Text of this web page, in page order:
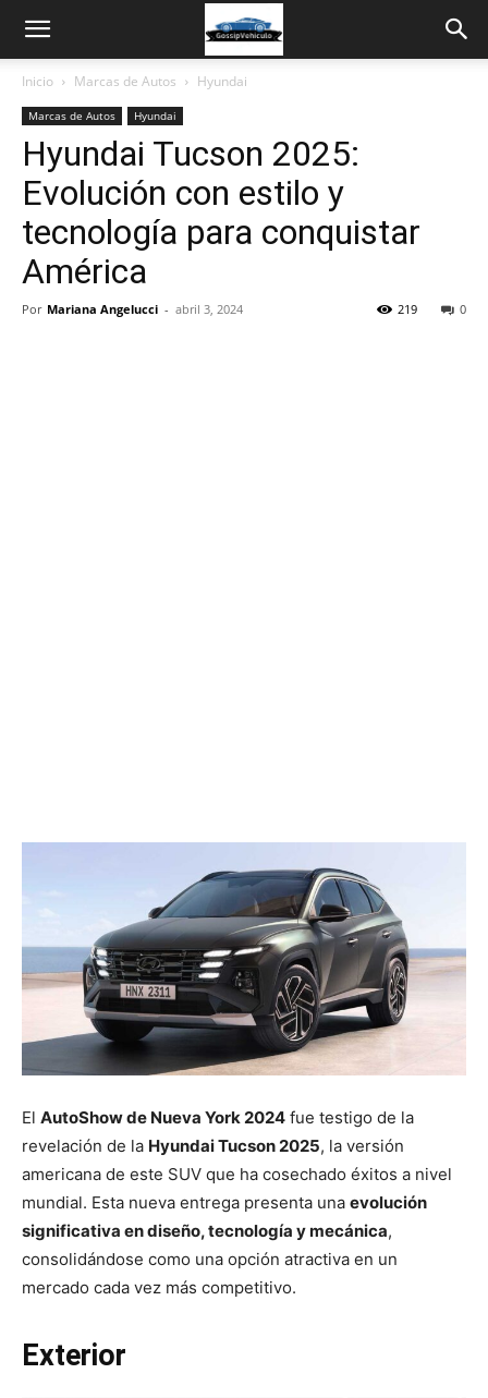
Inicio Marcas de Autos Hyundai
Marcas de Autos Hyundai
Hyundai Tucson 2025:
Evolución con estilo y
tecnología para conquistar
América
Por Mariana Angelucci - abril 3, 2024 0
219
El AutoShow de Nueva York 2024 fue testigo de la
revelación de la Hyundai Tucson 2025, la versión
americana de este SUV que ha cosechado éxitos a nivel
mundial. Esta nueva entrega presenta una evolución
significativa en diseño, tecnología y mecánica,
consolidándose como una opción atractiva en un
mercado cada vez más competitivo.
Exterior